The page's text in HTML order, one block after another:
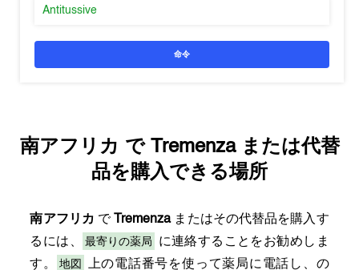
Antitussive
命令
南アフリカ で Tremenzaまたは代替
品を購入できる場所
南アフリカ で Tremenzaまたはその代替品を購入す
るには、
最寄りの薬局
に連絡することをお勧めしま
す。
地図 上の電話番号を使って薬局に電話し、の